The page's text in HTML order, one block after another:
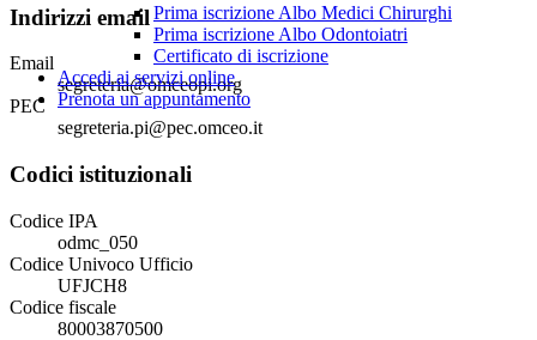
Prima iscrizione Albo Medici Chirurghi
Prima iscrizione Albo Odontoiatri
Certificato di iscrizione
Accedi ai servizi online
Prenota un appuntamento
Indirizzi email
Email
segreteria@omceopi.org
PEC
segreteria.pi@pec.omceo.it
Codici istituzionali
Codice IPA
odmc_050
Codice Univoco Ufficio
UFJCH8
Codice fiscale
80003870500